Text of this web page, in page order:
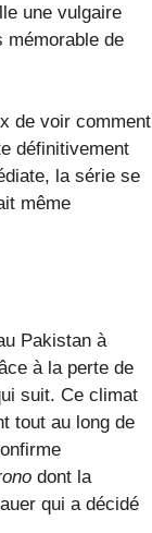
une vulgaire
mémorable de
de voir comment
définitivement
la série se
même
Pakistan à
à la perte de
suit. Ce climat
tout au long de
dont la
qui a décidé